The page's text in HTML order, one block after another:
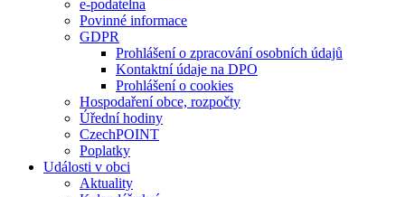
e-podatelna
Povinné informace
GDPR
Prohlášení o zpracování osobních údajů
Kontaktní údaje na DPO
Prohlášení o cookies
Hospodaření obce, rozpočty
Úřední hodiny
CzechPOINT
Poplatky
Události v obci
Aktuality